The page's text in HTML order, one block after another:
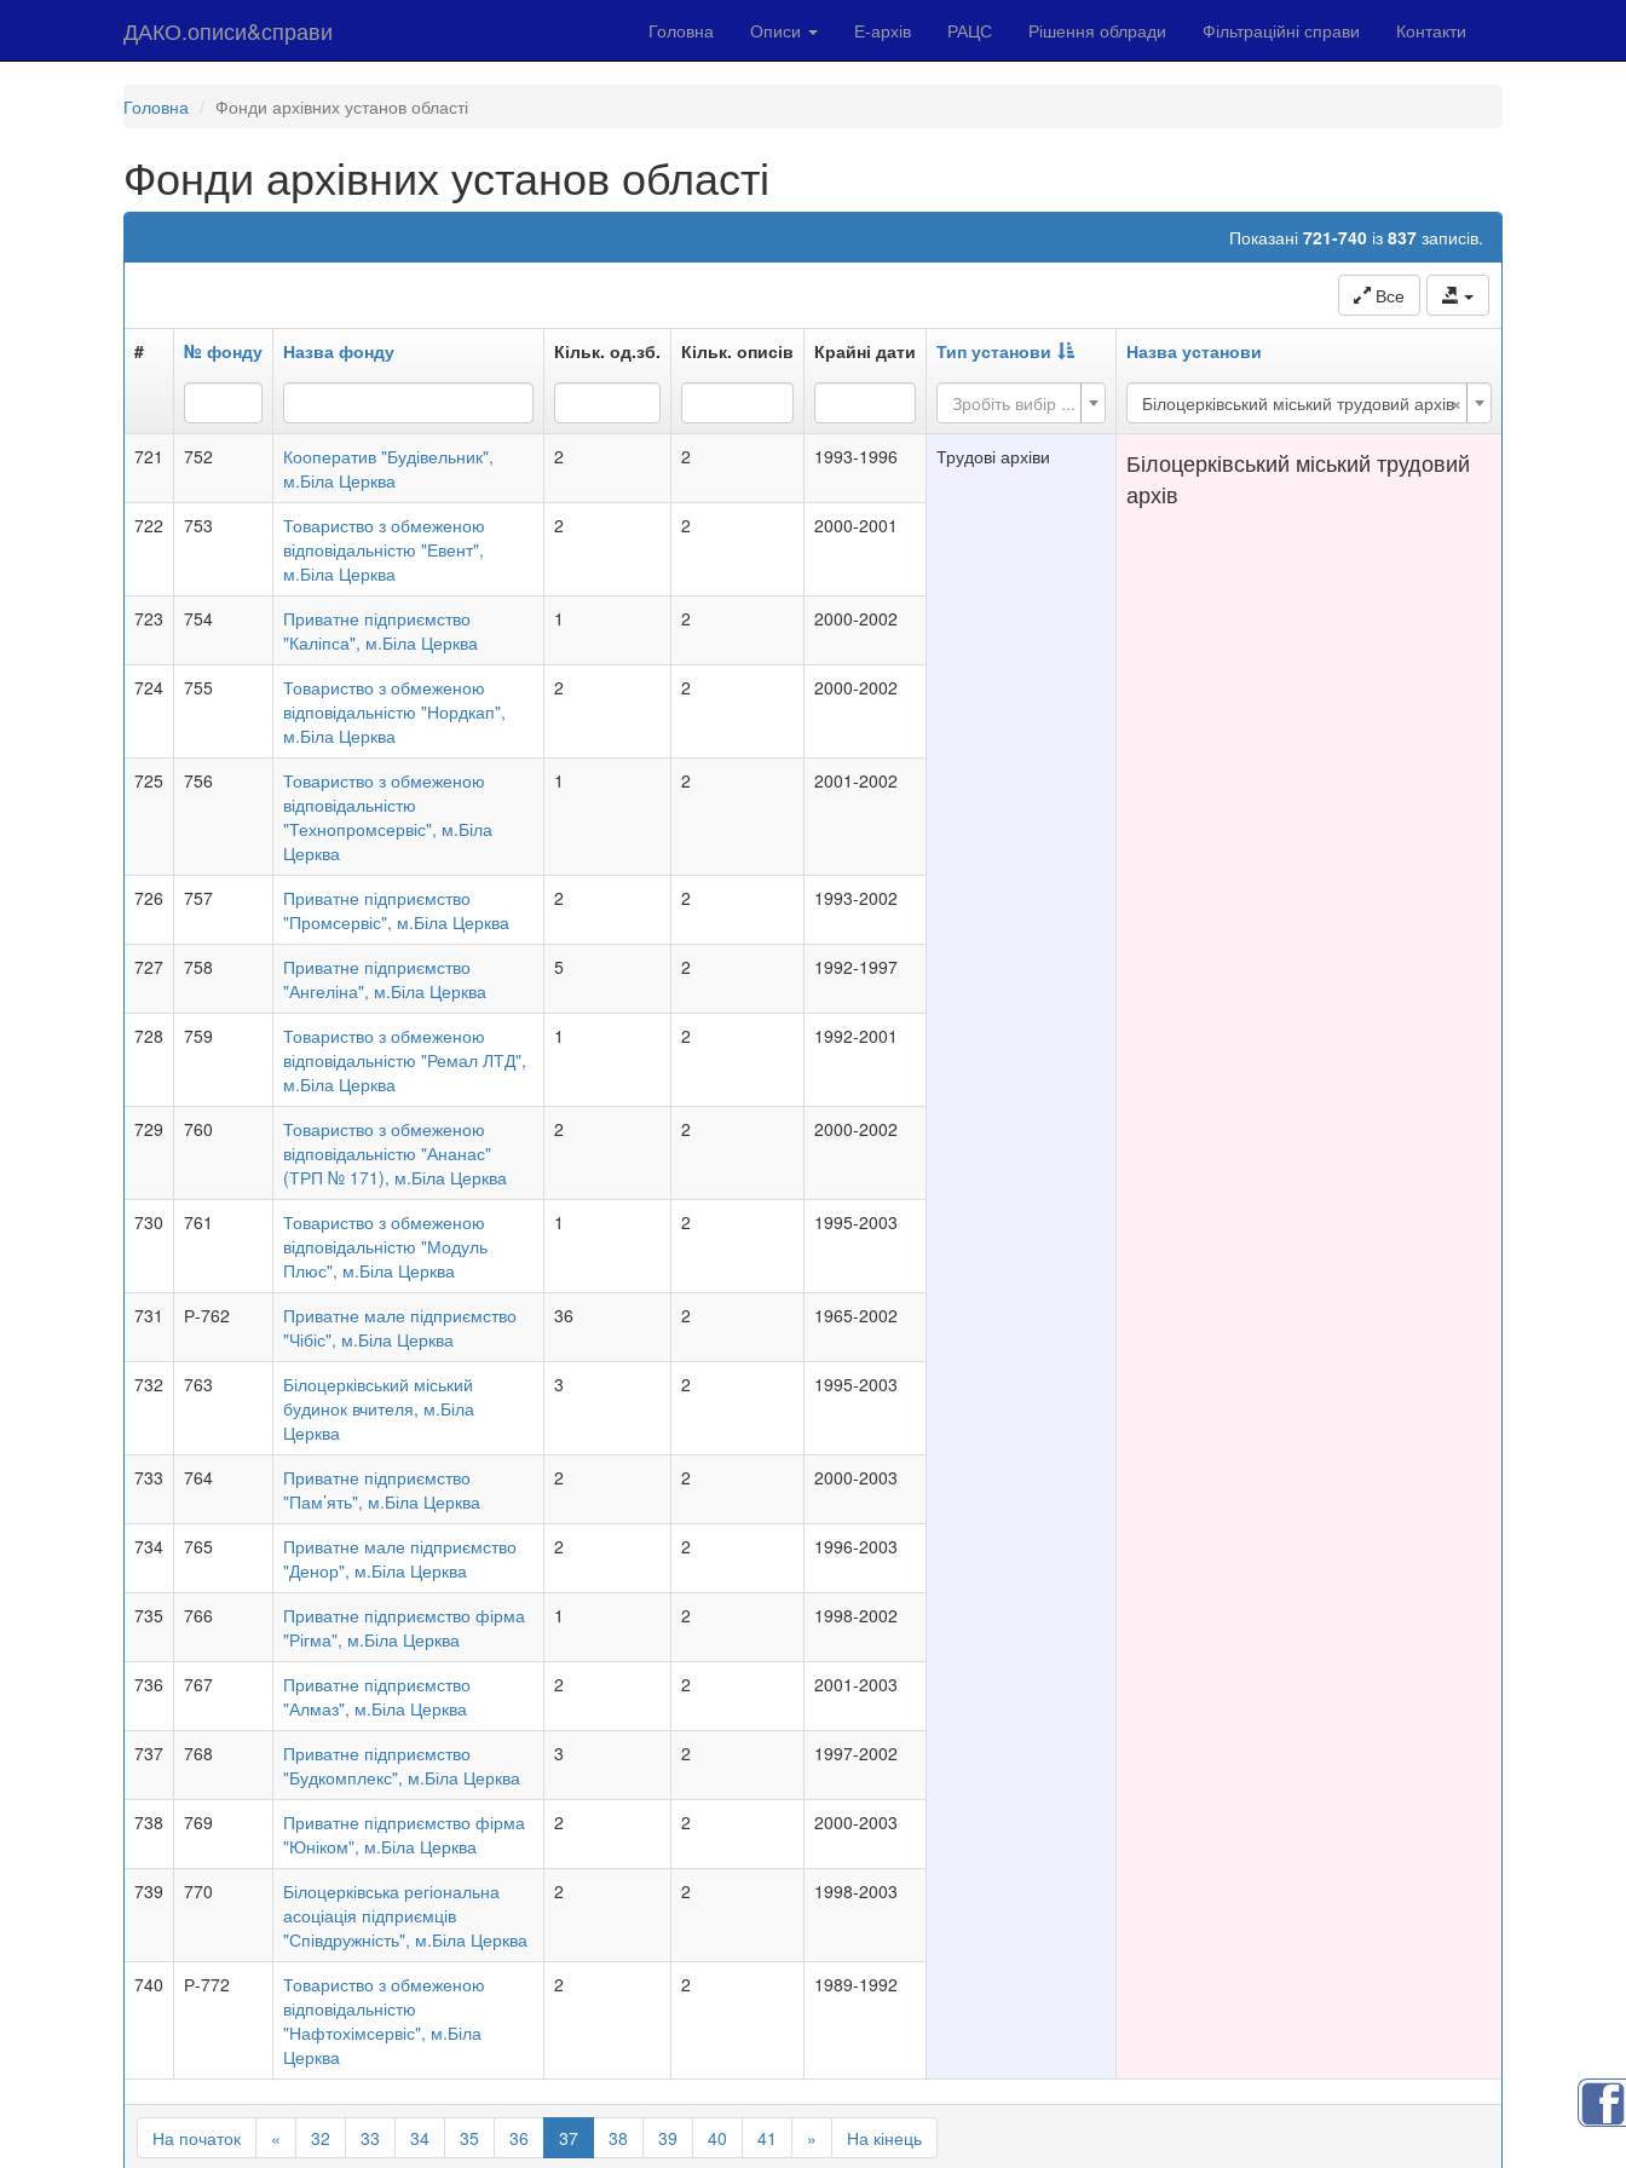
ДАКО.описи&справи Головна Описи Е-архів РАЦС Рішення облради Фільтраційні справи Контакти
Головна Фонди архівних установ області
Фонди архівних установ області
Показані 721-740 із 837 записів.
Все
# № фонду Назва фонду Кільк. од.зб. Кільк. описів Крайні дати Тип установи Назва установи
Зробіть вибір ... ×
Білоцерківський міський трудовий архів
721 752
Кооператив "Будівельник",
м.Біла Церква
2 2 1993-1996 Трудові архіви
Білоцерківський міський трудовий
архів
722 753
Товариство з обмеженою
відповідальністю "Евент",
м.Біла Церква
2 2 2000-2001
723 754
Приватне підприємство
"Каліпса", м.Біла Церква
1 2 2000-2002
724 755
Товариство з обмеженою
відповідальністю "Нордкап",
м.Біла Церква
2 2 2000-2002
725 756
Товариство з обмеженою
відповідальністю
"Технопромсервіс", м.Біла
Церква
1 2 2001-2002
726 757
Приватне підприємство
"Промсервіс", м.Біла Церква
2 2 1993-2002
727 758
Приватне підприємство
"Ангеліна", м.Біла Церква
5 2 1992-1997
728 759
Товариство з обмеженою
відповідальністю "Ремал ЛТД",
м.Біла Церква
1 2 1992-2001
729 760
Товариство з обмеженою
відповідальністю "Ананас"
(ТРП № 171), м.Біла Церква
2 2 2000-2002
730 761
Товариство з обмеженою
відповідальністю "Модуль
Плюс", м.Біла Церква
1 2 1995-2003
731 Р-762
Приватне мале підприємство
"Чібіс", м.Біла Церква
36 2 1965-2002
732 763
Білоцерківський міський
будинок вчителя, м.Біла
Церква
3 2 1995-2003
733 764
Приватне підприємство
"Пам’ять", м.Біла Церква
2 2 2000-2003
734 765
Приватне мале підприємство
"Денор", м.Біла Церква
2 2 1996-2003
735 766
Приватне підприємство фірма
"Рігма", м.Біла Церква
1 2 1998-2002
736 767
Приватне підприємство
"Алмаз", м.Біла Церква
2 2 2001-2003
737 768
Приватне підприємство
"Будкомплекс", м.Біла Церква
3 2 1997-2002
738 769
Приватне підприємство фірма
"Юніком", м.Біла Церква
2 2 2000-2003
739 770
Білоцерківська регіональна
асоціація підприємців
"Співдружність", м.Біла Церква
2 2 1998-2003
740 Р-772
Товариство з обмеженою
відповідальністю
"Нафтохімсервіс", м.Біла
Церква
2 2 1989-1992
На початок « 32 33 34 35 36 37 38 39 40 41 » На кінець